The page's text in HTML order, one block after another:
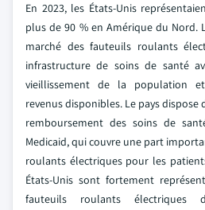
En 2023, les États-Unis
plus de 90 % en Amérique du Nord.
marché des fauteuils roulants
infrastructure de soins de santé
vieillissement de la population
revenus disponibles. Le pays
remboursement des soins de
Medicaid, qui couvre une part
roulants électriques pour les
États-Unis sont fortement
fauteuils roulants